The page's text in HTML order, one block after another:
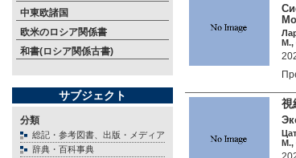
中東欧諸国
欧米のロシア関係書
和書(ロシア関係古書)
サブジェクト
分類
総記・参考図書、出版・メディア
辞典・百科事典
М.,
М.,